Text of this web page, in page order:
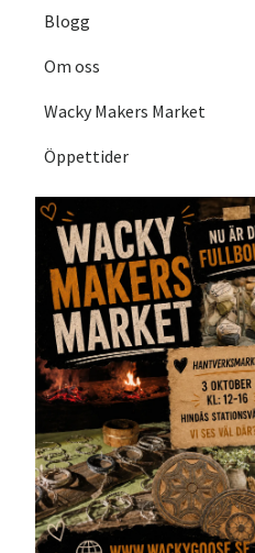
Blogg
Om oss
Wacky Makers Market
Öppettider